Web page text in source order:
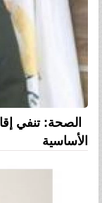
الصحة: تنفي
الأساسية